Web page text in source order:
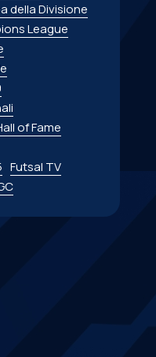
della Divisione
League
of Fame
Futsal TV